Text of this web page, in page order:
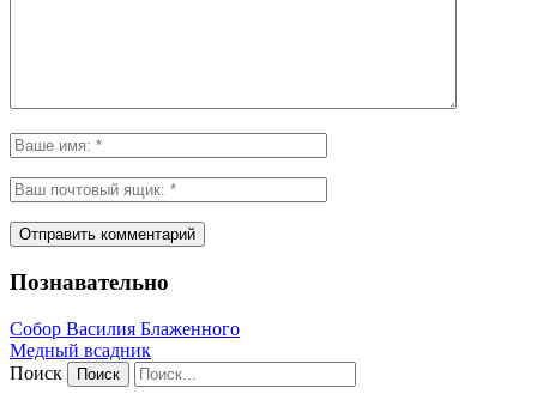
Познавательно
Собор Василия Блаженного
Медный всадник
Поиск